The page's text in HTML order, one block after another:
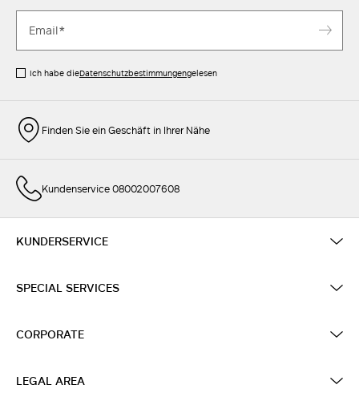
Ich habe dieDatenschutzbestimmungengelesen
Finden Sie ein Geschäft in Ihrer Nähe
Kundenservice 08002007608
KUNDERSERVICE
SPECIAL SERVICES
CORPORATE
LEGAL AREA